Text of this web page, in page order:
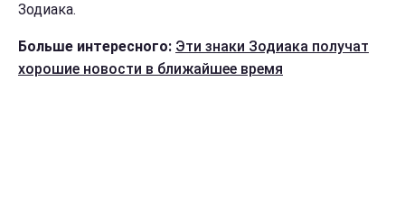
Зодиака.
Больше интересного: Эти знаки Зодиака получат
хорошие новости в ближайшее время